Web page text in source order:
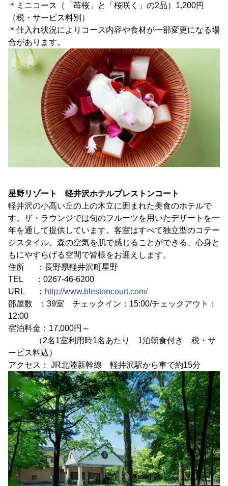
＊ミニコース（「苺桜」と「桜咲く」の2品）1,200円
（税・サービス料別）
＊仕入れ状況によりコース内容や食材が一部変更になる場
合があります。
星野リゾート 軽井沢ホテルブレストンコート
軽井沢の小高い丘の上の木立に囲まれた美食のホテルで
す。ザ・ラウンジでは旬のフルーツを用いたデザートを一
年を通して提供しています。客室はすべて独立型のコテー
ジスタイル。森の空気を肌で感じることができる、心身と
もにやすらげる空間で皆様をお迎えします。
住所 ：長野県軽井沢町星野
TEL ：0267-46-6200
URL ： http://www.blestoncourt.com/
部屋数 ：39室 チェックイン：15:00/チェックアウト：
12:00
宿泊料金：17,000円～
（2名1室利用時1名あたり 1泊朝食付き 税・サ
ービス料込）
アクセス： JR北陸新幹線 軽井沢駅から車で約15分